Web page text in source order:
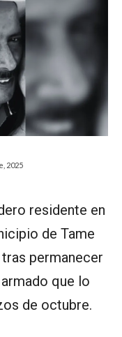
2025
residente en
de Tame
permanecer
que lo
de octubre.